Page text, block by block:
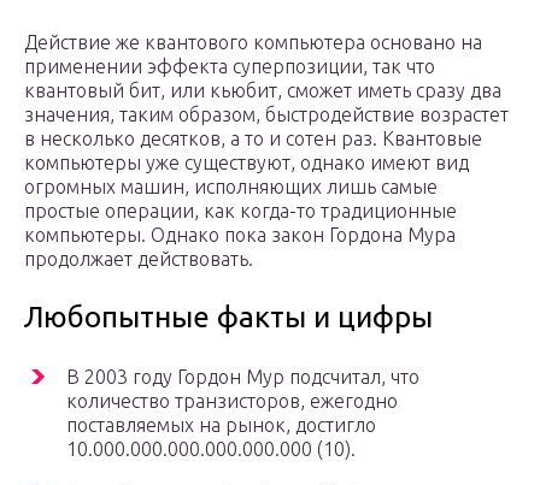
Действие же квантового компьютера основано на
применении эффекта суперпозиции, так что
квантовый бит, или кьюбит, сможет иметь сразу два
значения, таким образом, быстродействие возрастет
в несколько десятков, а то и сотен раз. Квантовые
компьютеры уже существуют, однако имеют вид
огромных машин, исполняющих лишь самые
простые операции, как когда-то традиционные
компьютеры. Однако пока закон Гордона Мура
продолжает действовать.
Любопытные факты и цифры
В 2003 году Гордон Мур подсчитал, что
количество транзисторов, ежегодно
поставляемых на рынок, достигло
10.000.000.000.000.000.000 (10).